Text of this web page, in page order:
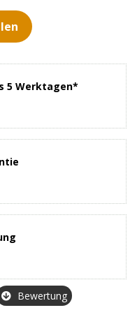
5 Werktagen*
Bewertung